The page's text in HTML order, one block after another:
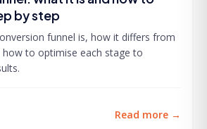
by step
funnel is, how it differs from
how to optimise each stage to
Read more →